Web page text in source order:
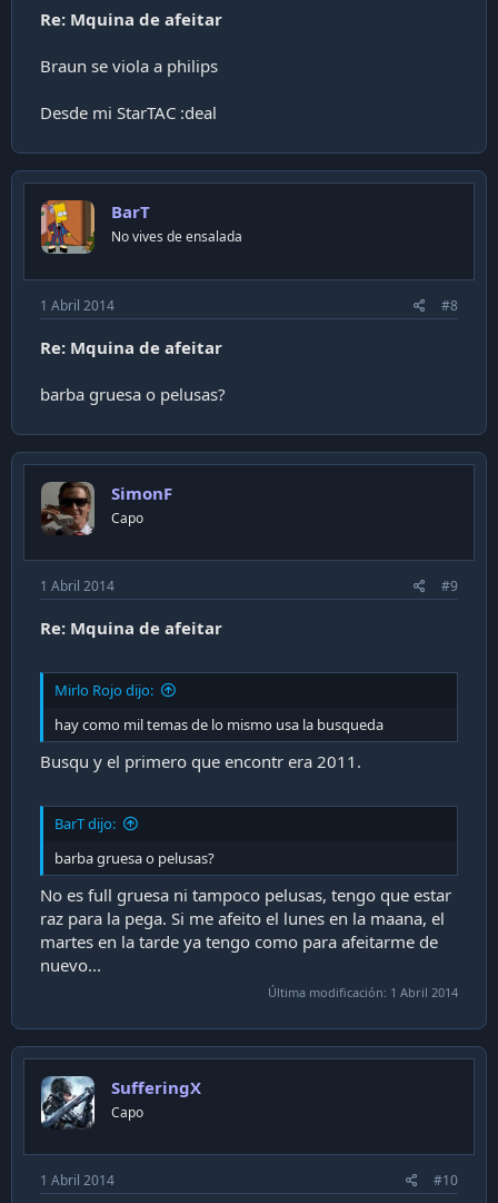
Re: Mquina de afeitar
Braun se viola a philips
Desde mi StarTAC :deal
BarT
No vives de ensalada
1 Abril 2014 #8
Re: Mquina de afeitar
barba gruesa o pelusas?
SimonF
Capo
1 Abril 2014 #9
Re: Mquina de afeitar
Mirlo Rojo dijo:
hay como mil temas de lo mismo usa la busqueda
Busqu y el primero que encontr era 2011.
BarT dijo:
barba gruesa o pelusas?
No es full gruesa ni tampoco pelusas, tengo que estar
raz para la pega. Si me afeito el lunes en la maana, el
martes en la tarde ya tengo como para afeitarme de
nuevo...
Última modificación: 1 Abril 2014
SufferingX
Capo
1 Abril 2014 #10